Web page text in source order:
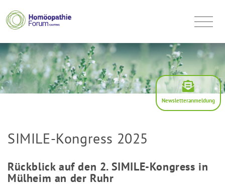
Newsletteranmeldung
SIMILE-Kongress 2025
Rückblick auf den 2. SIMILE-Kongress in
Mülheim an der Ruhr